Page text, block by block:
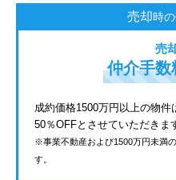
売却時
売
仲介手数
成約価格1500万円以上の物
50％OFFとさせていただきま
※事業不動産および1500万円未満
す。